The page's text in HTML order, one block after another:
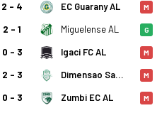
2 - 4 EC Guarany AL M
2 - 1 Miguelense AL G
0 - 3 Igaci FC AL M
2 - 3 Dimensao Saude M
0 - 3 Zumbi EC AL M